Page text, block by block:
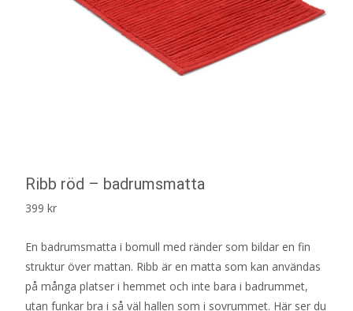
Ribb röd – badrumsmatta
399 kr
En badrumsmatta i bomull med ränder som bildar en fin
struktur över mattan. Ribb är en matta som kan användas
på många platser i hemmet och inte bara i badrummet,
utan funkar bra i så väl hallen som i sovrummet. Här ser du